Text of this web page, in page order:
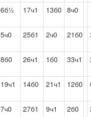
6б½ 17ч1 13б0 8ч0
5ч0 25б1 2ч0 21б0
8б0 26ч1 1б0 33ч1
19ч1 14б0 21ч1 12б0
7ч0 27б1 9ч1 2б0